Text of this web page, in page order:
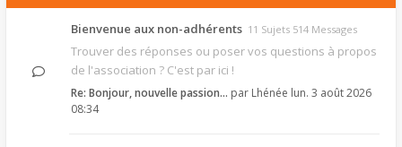
Bienvenue aux non-adhérents 11 Sujets 514 Messages
Trouver des réponses ou poser vos questions à propos
de l'association ? C'est par ici !
Re: Bonjour, nouvelle passion… par Lhénée lun. 3 août 2026
08:34